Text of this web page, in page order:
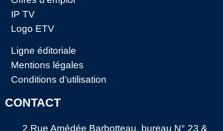
IP TV
Logo ETV
Ligne éditoriale
Mentions légales
Conditions d’utilisation
CONTACT
2 Rue Amédée Barbotteau, bureau N° 23 &